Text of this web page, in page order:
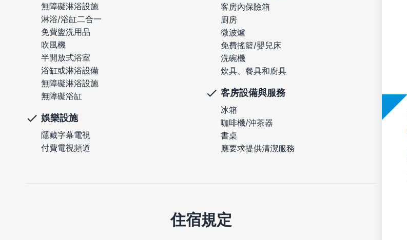
無障礙淋浴設施
淋浴/浴缸二合一
免費盥洗用品
吹風機
半開放式浴室
浴缸或淋浴設備
無障礙淋浴設施
無障礙浴缸
娛樂設施
隱藏字幕電視
付費電視頻道
客房內保險箱
廚房
微波爐
免費搖籃/嬰兒床
洗碗機
炊具、餐具和廚具
客房設備與服務
冰箱
咖啡機/沖茶器
書桌
應要求提供清潔服務
住宿規定